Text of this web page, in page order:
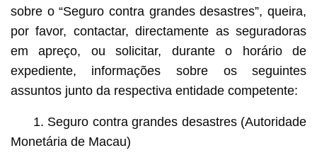
sobre o “Seguro contra grandes desastres”, queira,
por favor, contactar, directamente as seguradoras
em apreço, ou solicitar, durante o horário de
expediente, informações sobre os seguintes
assuntos junto da respectiva entidade competente:
1. Seguro contra grandes desastres (Autoridade
Monetária de Macau)